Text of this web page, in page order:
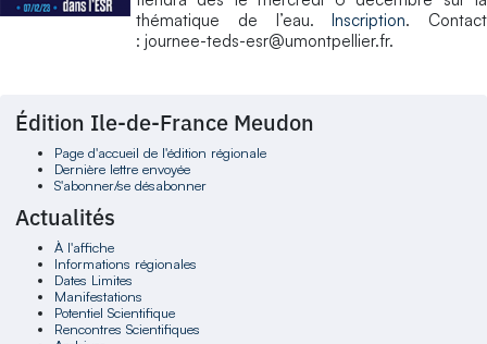
thématique de l’eau.Inscription. Contact
: journee-teds-esr@umontpellier.fr.
Édition Ile-de-France Meudon
Page d'accueil de l'édition régionale
Dernière lettre envoyée
S'abonner/se désabonner
Actualités
À l'affiche
Informations régionales
Dates Limites
Manifestations
Potentiel Scientifique
Rencontres Scientifiques